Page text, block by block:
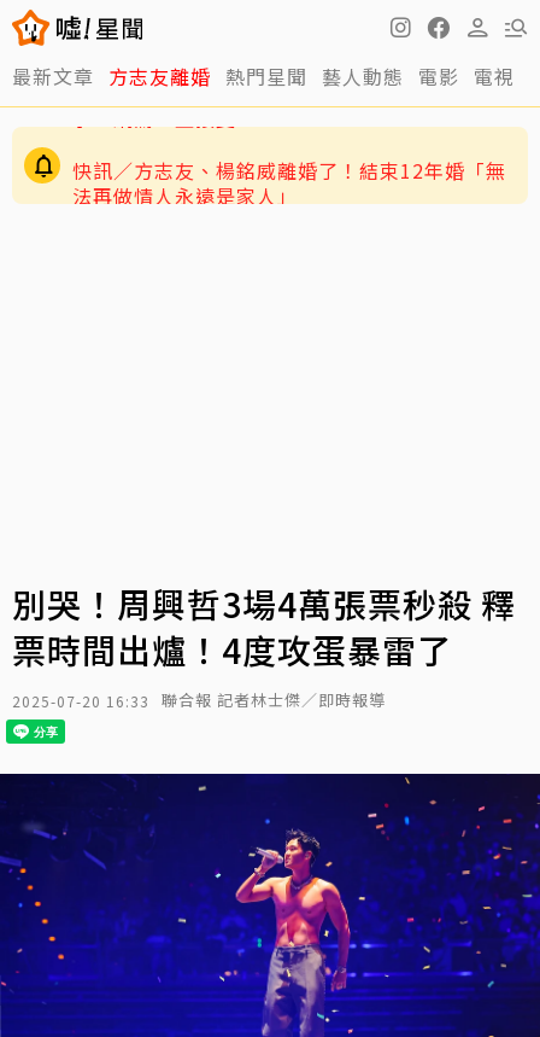
最新文章 方志友離婚 熱門星聞 藝人動態 電影 電視
法再做情人永遠是家人」
別哭！周興哲3場4萬張票秒殺 釋
票時間出爐！4度攻蛋暴雷了
2025-07-20 16:33 聯合報 記者林士傑／即時報導